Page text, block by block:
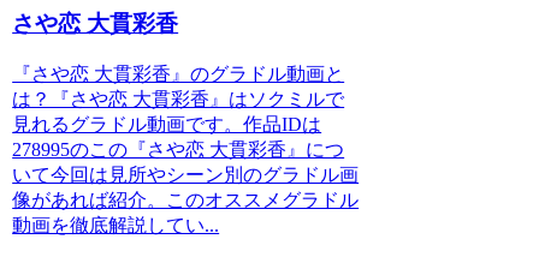
さや恋 大貫彩香
『さや恋 大貫彩香』のグラドル動画と
は？『さや恋 大貫彩香』はソクミルで
見れるグラドル動画です。作品IDは
278995のこの『さや恋 大貫彩香』につ
いて今回は見所やシーン別のグラドル画
像があれば紹介。このオススメグラドル
動画を徹底解説してい...